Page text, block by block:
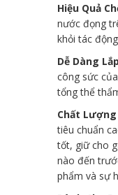
Hiệu Quả
nước đọng
khỏi tác
Dễ Dàng
công sức
tổng thể
Chất Lượng
tiêu chuẩn
tốt, giữ cho
nào đến
phẩm và sự